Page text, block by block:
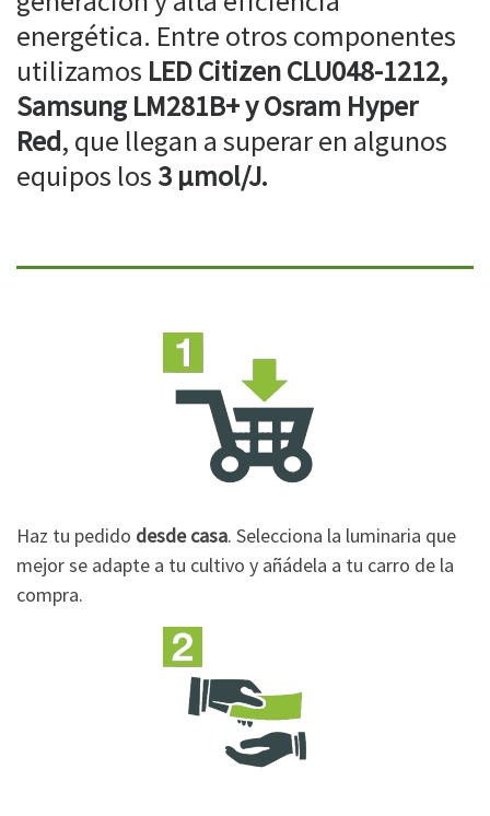
energética. Entre otros componentes
utilizamos LED Citizen CLU048-1212,
Samsung LM281B+ y Osram Hyper
Red, que llegan a superar en algunos
equipos los 3 µmol/J.
Haz tu pedido desde casa. Selecciona la luminaria que
mejor se adapte a tu cultivo y añádela a tu carro de la
compra.